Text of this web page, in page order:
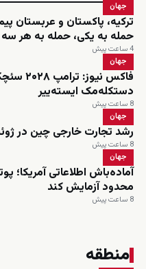
جهان
ترکیه، پاکستان و عربستان
حمله به یکی، حمله به هر
4 ساعت پیش
جهان
فاکس
دستکله‌مک ایسته‌ییر
8 ساعت پیش
جهان
رشد تجارت خارجی چین در
8 ساعت پیش
جهان
آماده‌باش اطلاعاتی آمریکا؛
محدود آزمایش کند
8 ساعت پیش
منطقه